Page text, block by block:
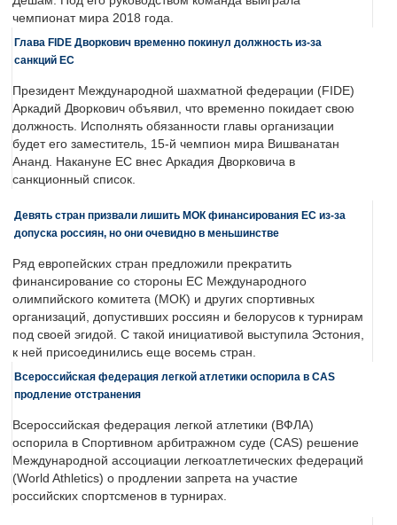
чемпионат мира 2018 года.
Глава FIDE Дворкович временно покинул должность из-за
санкций ЕС
Президент Международной шахматной федерации (FIDE)
Аркадий Дворкович объявил, что временно покидает свою
должность. Исполнять обязанности главы организации
будет его заместитель, 15-й чемпион мира Вишванатан
Ананд. Накануне ЕС внес Аркадия Дворковича в
санкционный список.
Девять стран призвали лишить МОК финансирования ЕС из-за
допуска россиян, но они очевидно в меньшинстве
Ряд европейских стран предложили прекратить
финансирование со стороны ЕС Международного
олимпийского комитета (МОК) и других спортивных
организаций, допустивших россиян и белорусов к турнирам
под своей эгидой. С такой инициативой выступила Эстония,
к ней присоединились еще восемь стран.
Всероссийская федерация легкой атлетики оспорила в CAS
продление отстранения
Всероссийская федерация легкой атлетики (ВФЛА)
оспорила в Спортивном арбитражном суде (CAS) решение
Международной ассоциации легкоатлетических федераций
(World Athletics) о продлении запрета на участие
российских спортсменов в турнирах.